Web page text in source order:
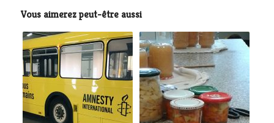
Vous aimerez peut-être aussi